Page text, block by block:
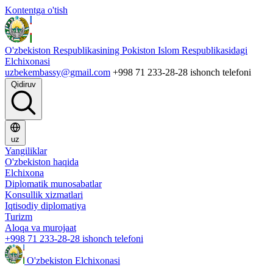
Kontentga o'tish
O'zbekiston Respublikasining Pokiston Islom Respublikasidagi
Elchixonasi
uzbekembassy@gmail.com +998 71 233-28-28 ishonch telefoni
Qidiruv
uz
Yangiliklar
O'zbekiston haqida
Elchixona
Diplomatik munosabatlar
Konsullik xizmatlari
Iqtisodiy diplomatiya
Turizm
Aloqa va murojaat
+998 71 233-28-28 ishonch telefoni
O'zbekiston Elchixonasi